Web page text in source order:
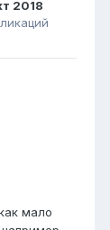
2018
мало